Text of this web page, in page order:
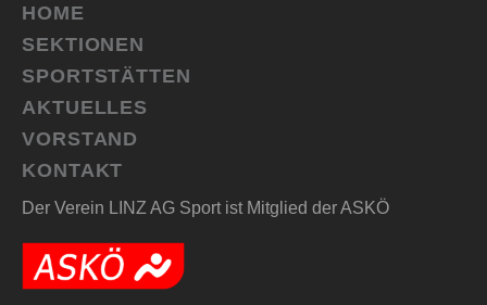
HOME
SEKTIONEN
SPORTSTÄTTEN
AKTUELLES
VORSTAND
KONTAKT
Der Verein LINZ AG Sport ist Mitglied der ASKÖ